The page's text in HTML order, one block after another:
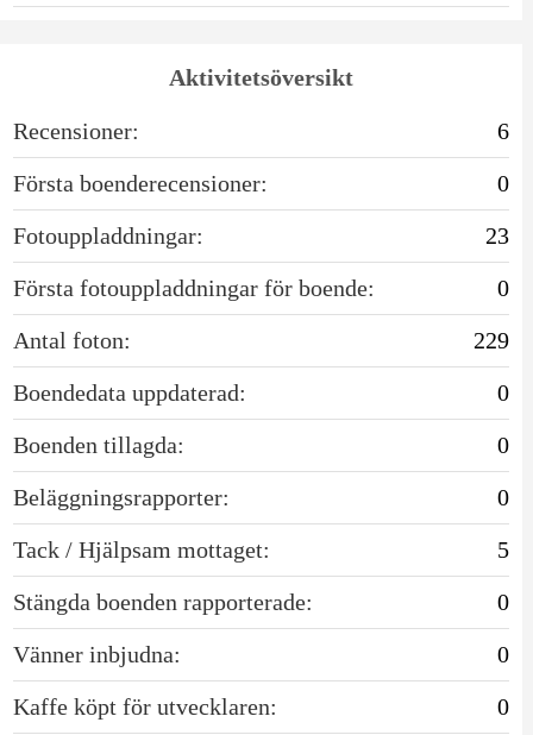
Aktivitetsöversikt
Recensioner:
6
Första boenderecensioner:
0
Fotouppladdningar:
23
Första fotouppladdningar för boende:
0
Antal foton:
229
Boendedata uppdaterad:
0
Boenden tillagda:
0
Beläggningsrapporter:
0
Tack / Hjälpsam mottaget:
5
Stängda boenden rapporterade:
0
Vänner inbjudna:
0
Kaffe köpt för utvecklaren:
0